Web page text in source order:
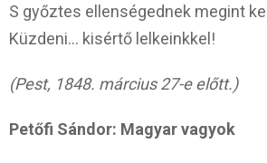
S győztes ellenségednek megint
Küzdeni… kisértő lelkeinkkel!
(Pest, 1848. március 27-e előtt.)
Petőfi Sándor: Magyar vagyok